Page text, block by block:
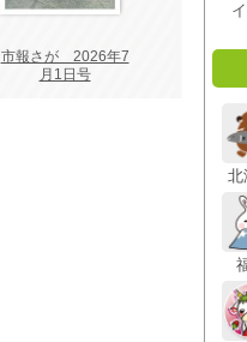
市報さが 2026年7
月1日号
北